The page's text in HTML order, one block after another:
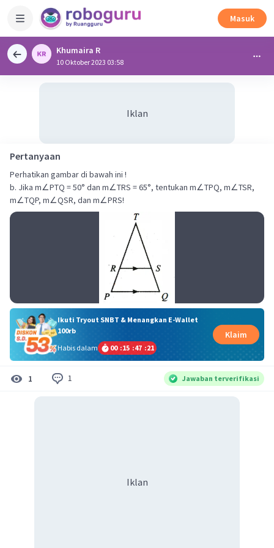
Masuk
Khumaira R
10 Oktober 2023 03:58
Iklan
Pertanyaan
Perhatikan gambar di bawah ini !
b. Jika m∠PTQ = 50° dan m∠TRS = 65°, tentukan m∠TPQ, m∠TSR,
m∠TQP, m∠QSR, dan m∠PRS!
Ikuti Tryout SNBT & Menangkan E-Wallet
100rb
Habis dalam
00 :15 :47 :21
Klaim
1 1 Jawaban terverifikasi
Iklan